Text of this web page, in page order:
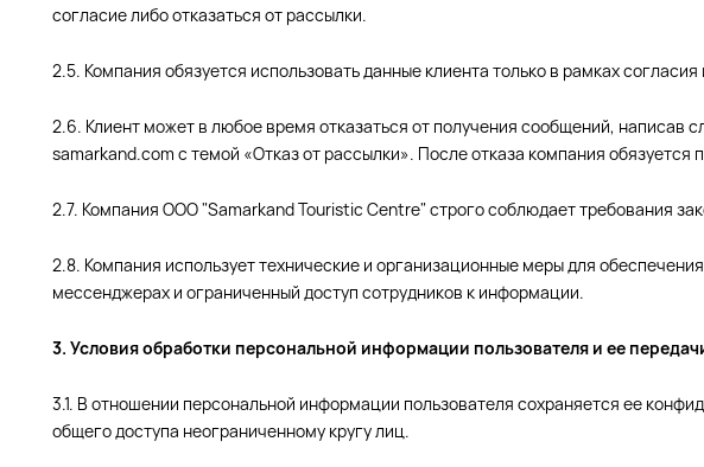
согласие либо отказаться от рассылки.
2.5. Компания обязуется использовать данные клиента только в рамках
2.6. Клиент может в любое время отказаться от получения сообщений, написав
samarkand.com с темой «Отказ от рассылки». После отказа компания
2.7. Компания ООО "Samarkand Touristic Centre" строго соблюдает требования
2.8. Компания использует технические и организационные меры для
мессенджерах и ограниченный доступ сотрудников к информации.
3. Условия обработки персональной информации пользователя и ее
3.1. В отношении персональной информации пользователя сохраняется ее
общего доступа неограниченному кругу лиц.